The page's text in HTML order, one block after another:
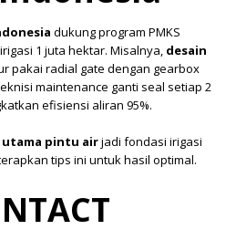
dukung program PMKS
1 juta hektar. Misalnya, desain
pakai radial gate dengan gearbox
maintenance ganti seal setiap 2
efisiensi aliran 95%.
utama pintu airjadi fondasi irigasi
tips ini untuk hasil optimal.